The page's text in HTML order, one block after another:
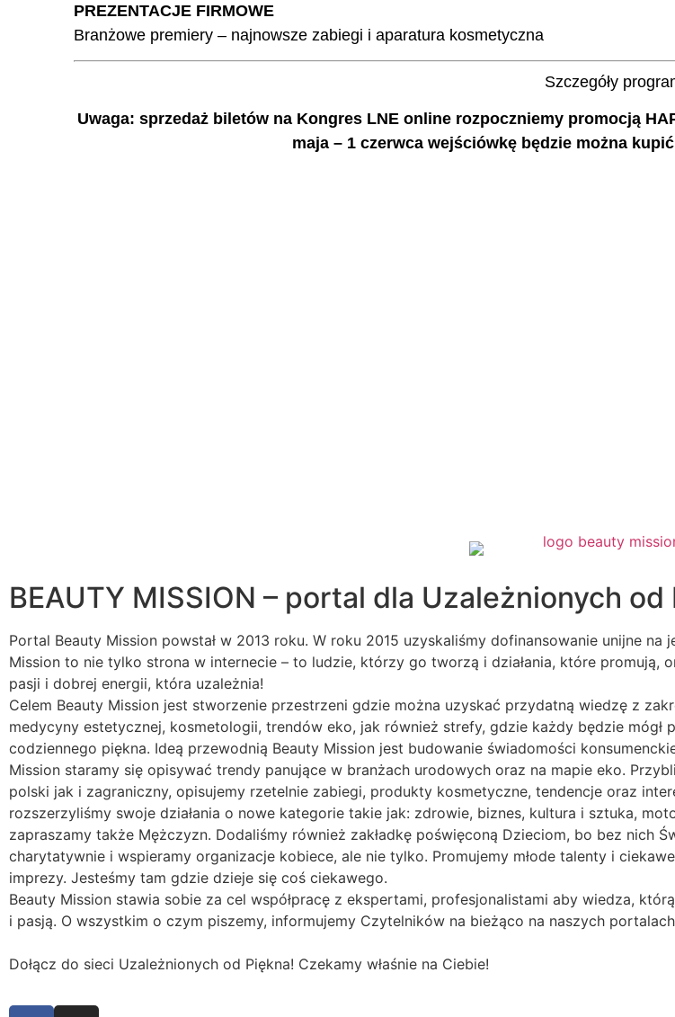
PREZENTACJE FIRMOWE
Branżowe premiery – najnowsze zabiegi i aparatura kosmetyczna
Szczegóły
Uwaga: sprzedaż biletów na Kongres LNE online rozpoczniemy promocją
maja – 1 czerwca wejściówkę będzie można
BEAUTY MISSION – portal dla Uzależnionych od
Portal Beauty Mission powstał w 2013 roku. W roku 2015 uzyskaliśmy dofinansowanie unijne
Mission to nie tylko strona w internecie – to ludzie, którzy go tworzą i działania, które promują,
pasji i dobrej energii, która uzależnia!
Celem Beauty Mission jest stworzenie przestrzeni gdzie można uzyskać przydatną wiedzę z
medycyny estetycznej, kosmetologii, trendów eko, jak również strefy, gdzie każdy będzie mógł
codziennego piękna. Ideą przewodnią Beauty Mission jest budowanie świadomości
Mission staramy się opisywać trendy panujące w branżach urodowych oraz na mapie eko.
polski jak i zagraniczny, opisujemy rzetelnie zabiegi, produkty kosmetyczne, tendencje oraz
rozszerzyliśmy swoje działania o nowe kategorie takie jak: zdrowie, biznes, kultura i sztuka,
zapraszamy także Mężczyzn. Dodaliśmy również zakładkę poświęconą Dzieciom, bo bez nich
charytatywnie i wspieramy organizacje kobiece, ale nie tylko. Promujemy młode talenty i
imprezy. Jesteśmy tam gdzie dzieje się coś ciekawego.
Beauty Mission stawia sobie za cel współpracę z ekspertami, profesjonalistami aby wiedza,
i pasją. O wszystkim o czym piszemy, informujemy Czytelników na bieżąco na naszych
Dołącz do sieci Uzależnionych od Piękna! Czekamy właśnie na Ciebie!